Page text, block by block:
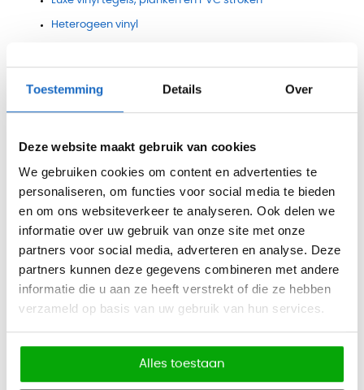
Toestemming Details Over
Deze website maakt gebruik van cookies
We gebruiken cookies om content en advertenties te
personaliseren, om functies voor social media te bieden
en om ons websiteverkeer te analyseren. Ook delen we
informatie over uw gebruik van onze site met onze
partners voor social media, adverteren en analyse. Deze
partners kunnen deze gegevens combineren met andere
informatie die u aan ze heeft verstrekt of die ze hebben
verzameld op basis van uw gebruik van hun services.
Alles toestaan
Heterogeen vinyl
Schoonloopsystemen
■ Onze merken kantoorvloeren
We hebben diversemerken vloeren in ons assortiment.
Onderstaand treft u een kleine greep uit de merken die wij
voeren.